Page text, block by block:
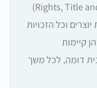
הזכויות, הכותרות והאינטרסים (Rights, Title and Interest)
וכל הזכויות
קיימות
דומה, לכל משך